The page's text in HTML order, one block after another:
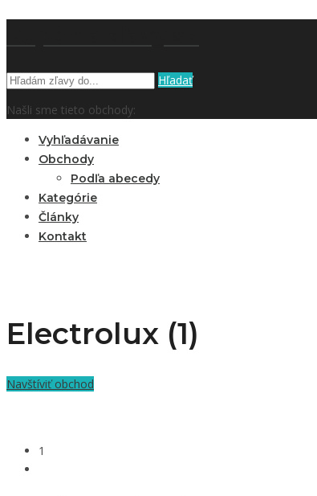
Hľadať
Našli sme tieto obchody:
Vyhľadávanie
Obchody
Podľa abecedy
Kategórie
Články
Kontakt
Electrolux (1)
Navštíviť obchod
1